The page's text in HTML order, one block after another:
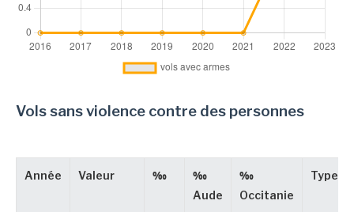
Vols sans violence contre des personnes
Année Valeur ‰
‰
Aude
‰
Occitanie
Type